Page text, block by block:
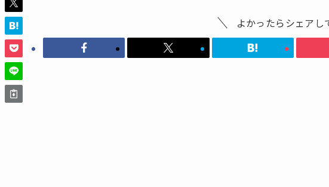
よかったらシェアし